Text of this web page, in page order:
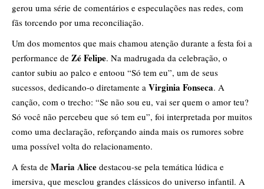
gerou uma série de comentários e especulações nas redes, com
fãs torcendo por uma reconciliação.
Um dos momentos que mais chamou atenção durante a festa foi a
performance de Zé Felipe. Na madrugada da celebração, o
cantor subiu ao palco e entoou “Só tem eu”, um de seus
sucessos, dedicando-o diretamente a Virginia Fonseca. A
canção, com o trecho: “Se não sou eu, vai ser quem o amor teu?
Só você não percebeu que só tem eu”, foi interpretada por muitos
como uma declaração, reforçando ainda mais os rumores sobre
uma possível volta do relacionamento.
A festa de Maria Alice destacou-se pela temática lúdica e
imersiva, que mesclou grandes clássicos do universo infantil. A